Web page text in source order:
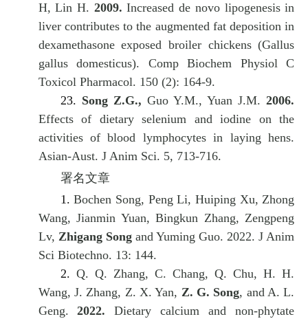
H, Lin H. 2009. Increased de novo lipogenesis in
liver contributes to the augmented fat deposition in
dexamethasone exposed broiler chickens (Gallus
gallus domesticus). Comp Biochem Physiol C
Toxicol Pharmacol. 150 (2): 164-9.
23. Song Z.G., Guo Y.M., Yuan J.M.2006.
Effects of dietary selenium and iodine on the
activities of blood lymphocytes in laying hens.
Asian-Aust. J Anim Sci. 5, 713-716.
署名文章
1.Bochen Song, Peng Li, Huiping Xu, Zhong
Wang, Jianmin Yuan, Bingkun Zhang, Zengpeng
Lv, Zhigang Songand Yuming Guo. 2022. J Anim
Sci Biotechno. 13: 144.
2. Q. Q. Zhang, C. Chang, Q. Chu, H. H.
Wang, J. Zhang, Z. X. Yan, Z. G. Song, and A. L.
Geng.2022. Dietary calcium and non-phytate